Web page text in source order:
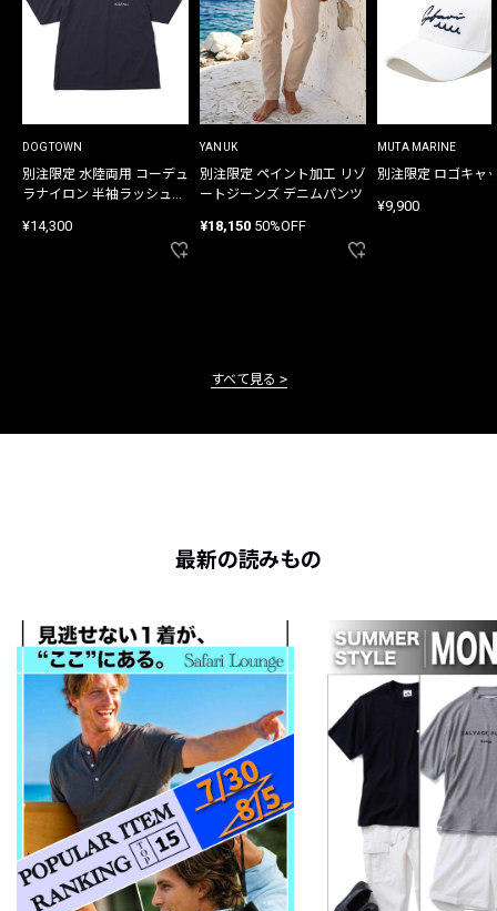
DOGTOWN
別注限定 水陸両用 コーデュ
ラナイロン 半袖ラッシュガ
¥14,300
YANUK
別注限定 ペイント加工 リゾ
ートジーンズ デニムパンツ
¥18,150 50%OFF
MUTA MARINE
別注限定 ロゴキャ
¥9,900
すべて見る
最新の読みもの